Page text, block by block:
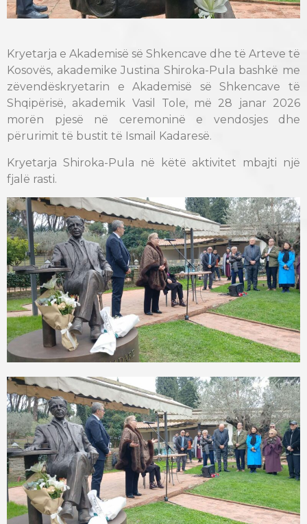
Kryetarja e Akademisë së Shkencave dhe të Arteve të
Kosovës, akademike Justina Shiroka-Pula bashkë me
zëvendëskryetarin e Akademisë së Shkencave të
Shqipërisë, akademik Vasil Tole, më 28 janar 2026
morën pjesë në ceremoninë e vendosjes dhe
përurimit të bustit të Ismail Kadaresë.
Kryetarja Shiroka-Pula në këtë aktivitet mbajti një
fjalë rasti.